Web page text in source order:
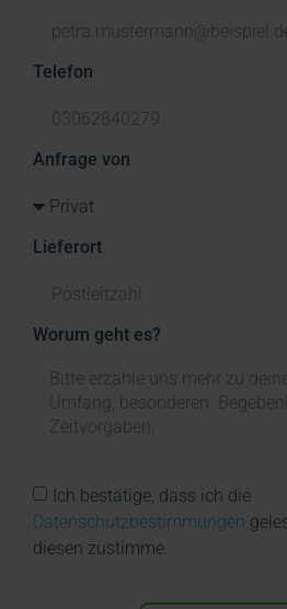
Telefon
Anfrage von
Lieferort
Worum geht es?
Ich bestätige, dass ich die
Datenschutzbestimmungen
diesen zustimme.